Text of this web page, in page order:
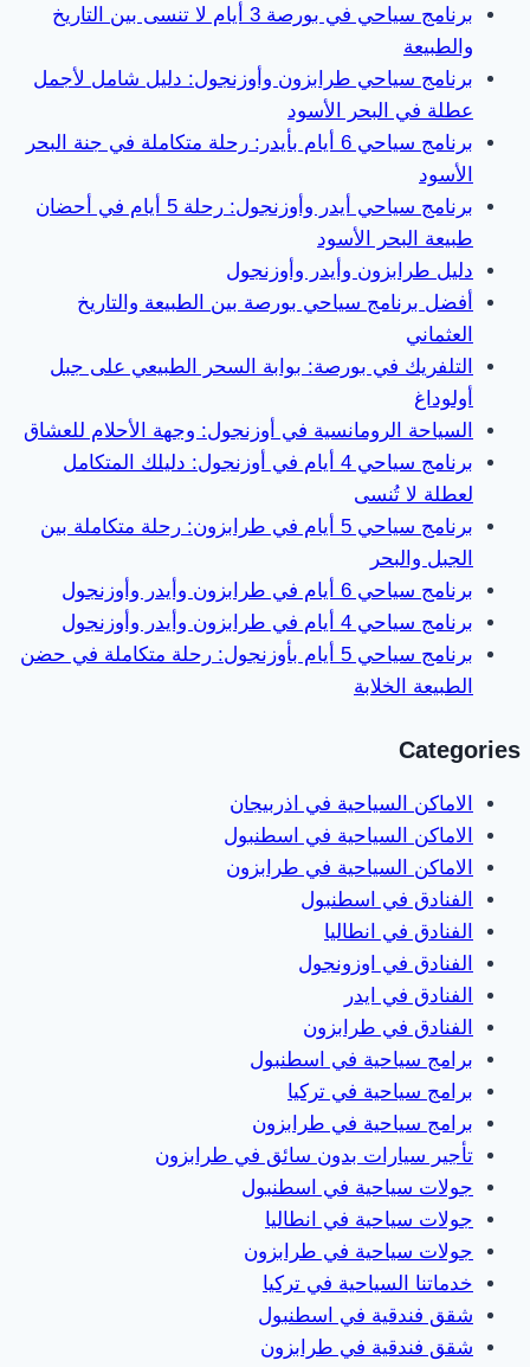
برنامج سياحي في بورصة 3 أيام لا تنسى بين التاريخ
والطبيعة
برنامج سياحي طرابزون وأوزنجول: دليل شامل لأجمل
عطلة في البحر الأسود
برنامج سياحي 6 أيام بأيدر: رحلة متكاملة في جنة البحر
الأسود
برنامج سياحي أيدر وأوزنجول: رحلة 5 أيام في أحضان
طبيعة البحر الأسود
دليل طرابزون وأيدر وأوزنجول
أفضل برنامج سياحي بورصة بين الطبيعة والتاريخ
العثماني
التلفريك في بورصة: بوابة السحر الطبيعي على جبل
أولوداغ
السياحة الرومانسية في أوزنجول: وجهة الأحلام للعشاق
برنامج سياحي 4 أيام في أوزنجول: دليلك المتكامل
لعطلة لا تُنسى
برنامج سياحي 5 أيام في طرابزون: رحلة متكاملة بين
الجبل والبحر
برنامج سياحي 6 أيام في طرابزون وأيدر وأوزنجول
برنامج سياحي 4 أيام في طرابزون وأيدر وأوزنجول
برنامج سياحي 5 أيام بأوزنجول: رحلة متكاملة في حضن
الطبيعة الخلابة
Categories
الاماكن السياحية في اذربيجان
الاماكن السياحية في اسطنبول
الاماكن السياحية في طرابزون
الفنادق في اسطنبول
الفنادق في انطاليا
الفنادق في اوزونجول
الفنادق في ايدر
الفنادق في طرابزون
برامج سياحية في اسطنبول
برامج سياحية في تركيا
برامج سياحية في طرابزون
تأجير سيارات بدون سائق في طرابزون
جولات سياحية في اسطنبول
جولات سياحية في انطاليا
جولات سياحية في طرابزون
خدماتنا السياحية في تركيا
شقق فندقية في اسطنبول
شقق فندقية في طرابزون